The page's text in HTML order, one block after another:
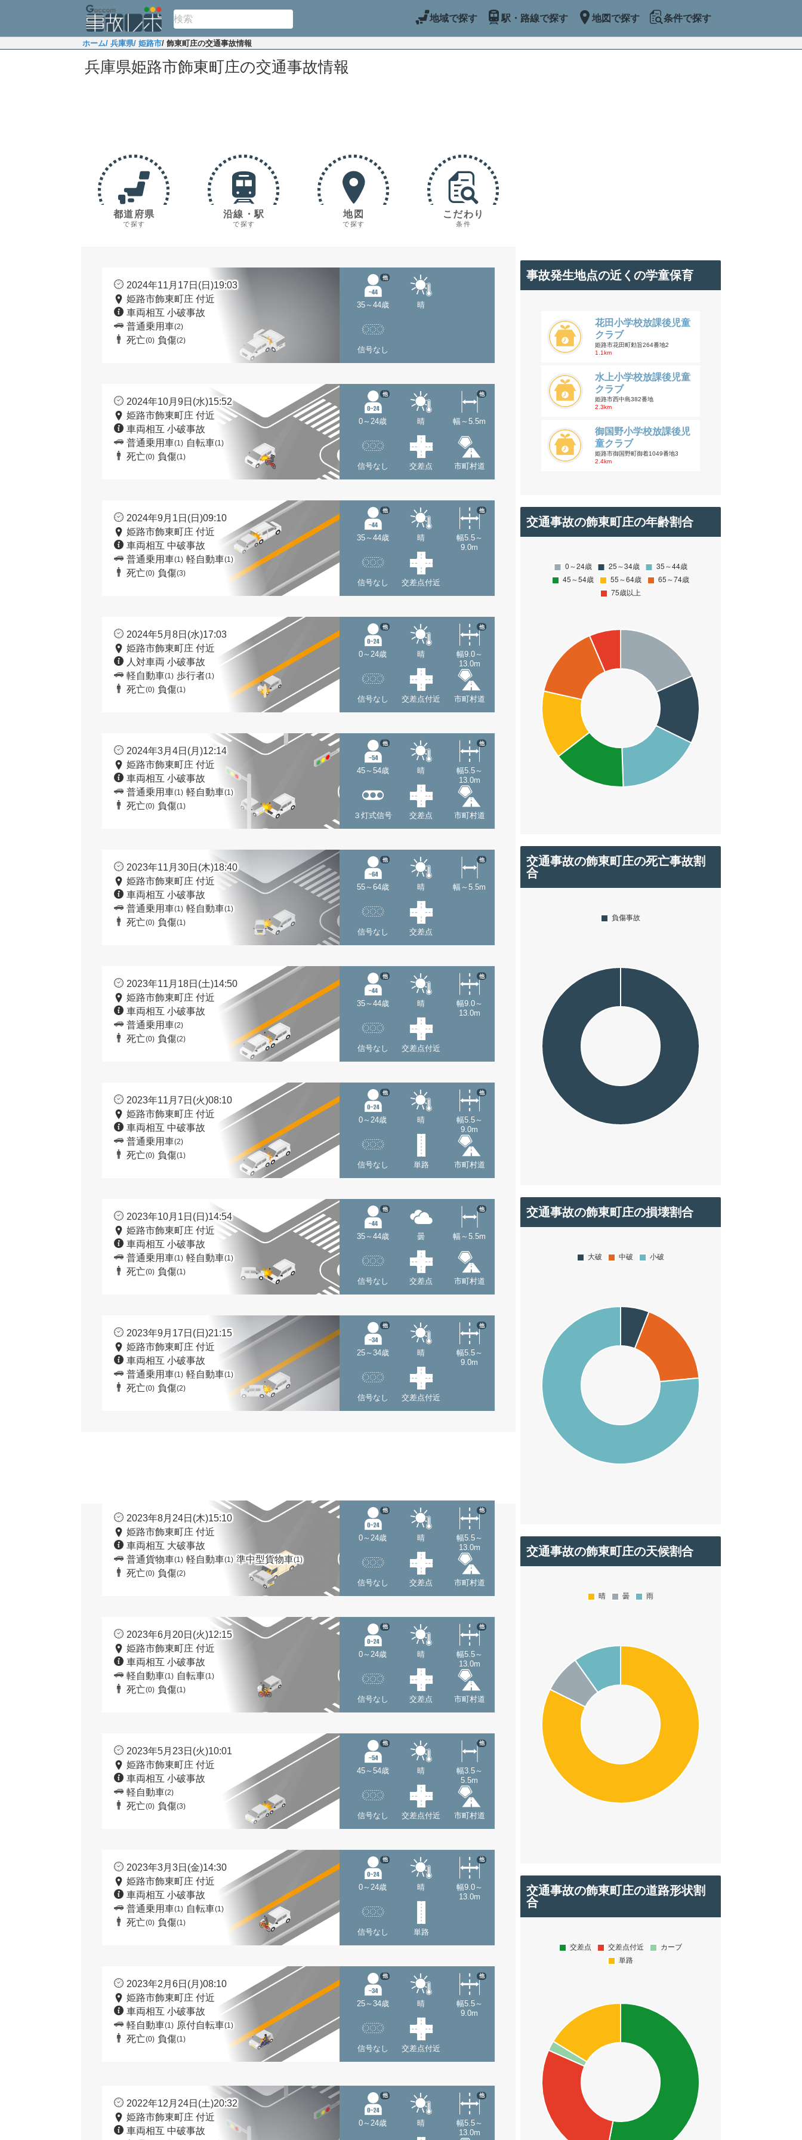
地域で探す 駅・路線で探す 地図で探す 条件で探す
ホーム/ 兵庫県/ 姫路市/ 飾東町庄の交通事故情報
兵庫県姫路市飾東町庄の交通事故情報
都道府県
で探す
沿線・駅
で探す
地図
で探す
こだわり
条件
2024年11月17日(日)19:03
姫路市飾東町庄 付近
車両相互 小破事故
普通乗用車(2)
死亡(0) 負傷(2)
35～44歳
他
晴
信号なし
2024年10月9日(水)15:52
姫路市飾東町庄 付近
車両相互 小破事故
普通乗用車(1) 自転車(1)
死亡(0) 負傷(1)
0～24歳
他
晴 幅～5.5m
他
信号なし 交差点 市町村道
2024年9月1日(日)09:10
姫路市飾東町庄 付近
車両相互 中破事故
普通乗用車(1) 軽自動車(1)
死亡(0) 負傷(3)
35～44歳
他
晴
幅5.5～
9.0m
他
信号なし 交差点付近
2024年5月8日(水)17:03
姫路市飾東町庄 付近
人対車両 小破事故
軽自動車(1) 歩行者(1)
死亡(0) 負傷(1)
0～24歳
他
晴
幅9.0～
13.0m
他
信号なし 交差点付近 市町村道
2024年3月4日(月)12:14
姫路市飾東町庄 付近
車両相互 小破事故
普通乗用車(1) 軽自動車(1)
死亡(0) 負傷(1)
45～54歳
他
晴
幅5.5～
13.0m
他
３灯式信号 交差点 市町村道
2023年11月30日(木)18:40
姫路市飾東町庄 付近
車両相互 小破事故
普通乗用車(1) 軽自動車(1)
死亡(0) 負傷(1)
55～64歳
他
晴 幅～5.5m
他
信号なし 交差点
2023年11月18日(土)14:50
姫路市飾東町庄 付近
車両相互 小破事故
普通乗用車(2)
死亡(0) 負傷(2)
35～44歳
他
晴
幅9.0～
13.0m
他
信号なし 交差点付近
2023年11月7日(火)08:10
姫路市飾東町庄 付近
車両相互 中破事故
普通乗用車(2)
死亡(0) 負傷(1)
0～24歳
他
晴
幅5.5～
9.0m
他
信号なし 単路 市町村道
2023年10月1日(日)14:54
姫路市飾東町庄 付近
車両相互 小破事故
普通乗用車(1) 軽自動車(1)
死亡(0) 負傷(1)
35～44歳
他
曇 幅～5.5m
他
信号なし 交差点 市町村道
2023年9月17日(日)21:15
姫路市飾東町庄 付近
車両相互 小破事故
普通乗用車(1) 軽自動車(1)
死亡(0) 負傷(2)
25～34歳
他
晴
幅5.5～
9.0m
他
信号なし 交差点付近
2023年8月24日(木)15:10
姫路市飾東町庄 付近
車両相互 大破事故
普通貨物車(1) 軽自動車(1) 準中型貨物車(1)
死亡(0) 負傷(2)
0～24歳
他
晴
幅5.5～
13.0m
他
信号なし 交差点 市町村道
2023年6月20日(火)12:15
姫路市飾東町庄 付近
車両相互 小破事故
軽自動車(1) 自転車(1)
死亡(0) 負傷(1)
0～24歳
他
晴
幅5.5～
13.0m
他
信号なし 交差点 市町村道
2023年5月23日(火)10:01
姫路市飾東町庄 付近
車両相互 小破事故
軽自動車(2)
死亡(0) 負傷(3)
45～54歳
他
晴
幅3.5～
5.5m
他
信号なし 交差点付近 市町村道
2023年3月3日(金)14:30
姫路市飾東町庄 付近
車両相互 小破事故
普通乗用車(1) 自転車(1)
死亡(0) 負傷(1)
0～24歳
他
晴
幅9.0～
13.0m
他
信号なし 単路
2023年2月6日(月)08:10
姫路市飾東町庄 付近
車両相互 小破事故
軽自動車(1) 原付自転車(1)
死亡(0) 負傷(1)
25～34歳
他
晴
幅5.5～
9.0m
他
信号なし 交差点付近
2022年12月24日(土)20:32
姫路市飾東町庄 付近
車両相互 中破事故
0～24歳
他
晴
幅5.5～
13.0m
他
事故発生地点の近くの学童保育
花田小学校放課後児童
クラブ
姫路市花田町勅旨264番地2
1.1km
水上小学校放課後児童
クラブ
姫路市西中島382番地
2.3km
御国野小学校放課後児
童クラブ
姫路市御国野町御着1049番地3
2.4km
交通事故の飾東町庄の年齢割合
交通事故の飾東町庄の死亡事故割
合
交通事故の飾東町庄の損壊割合
交通事故の飾東町庄の天候割合
交通事故の飾東町庄の道路形状割
合